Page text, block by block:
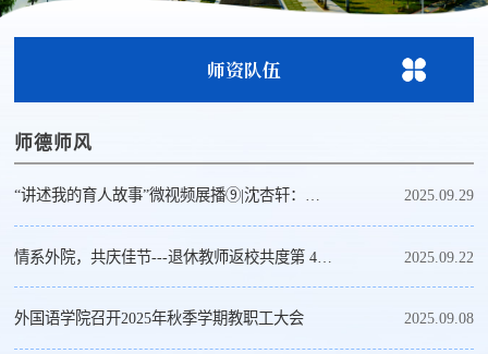
师资队伍
师德师风
“讲述我的育人故事”微视频展播⑨|沈杏轩：在尘埃里开出向阳的花 2025.09.29
2025.09.22
外国语学院召开2025年秋季学期教职工大会 2025.09.08